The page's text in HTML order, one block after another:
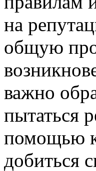
на
общую
важно
пытаться
помощью
добиться